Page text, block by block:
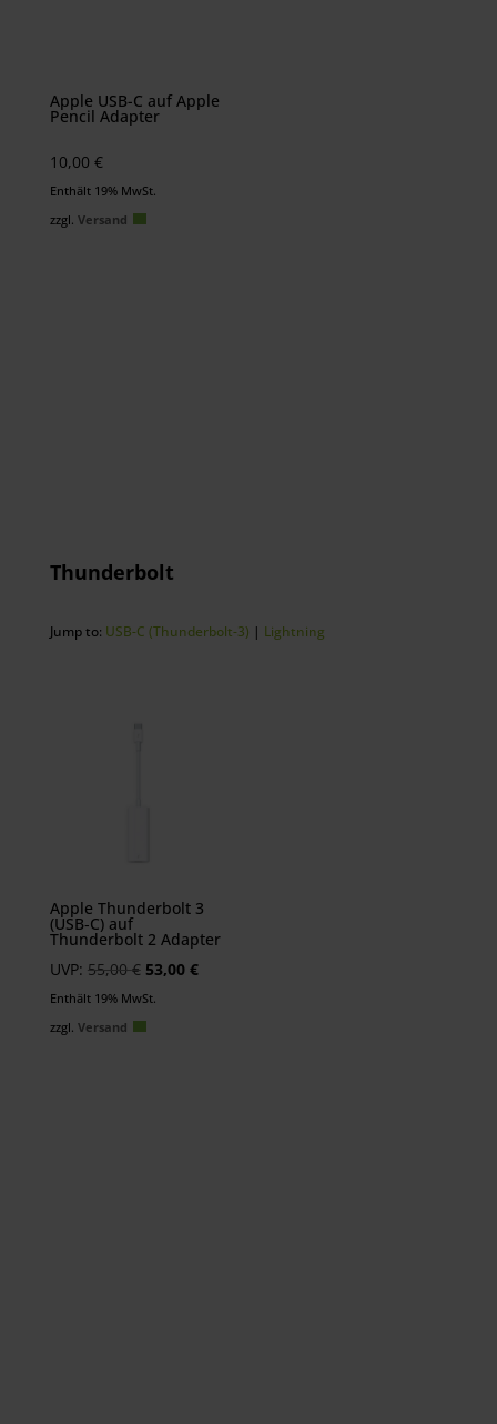
Apple USB-C auf Apple
Pencil Adapter
10,00 €
Enthält 19% MwSt.
zzgl. Versand
Thunderbolt
Jump to: USB-C (Thunderbolt-3) | Lightning
Apple Thunderbolt 3
(USB‑C) auf
Thunderbolt 2 Adapter
UVP: 55,00€ Ursprünglicher
Preis
war:
53,00 €Aktueller
Enthält 19% MwSt.
zzgl. Versand